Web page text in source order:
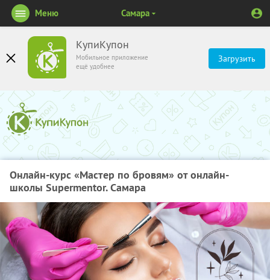
КупиКупон
Мобильное приложение
ещё удобнее
Загрузить
Меню Самара
Онлайн-курс «Мастер по бровям» от онлайн-
школы Supermentor. Самара